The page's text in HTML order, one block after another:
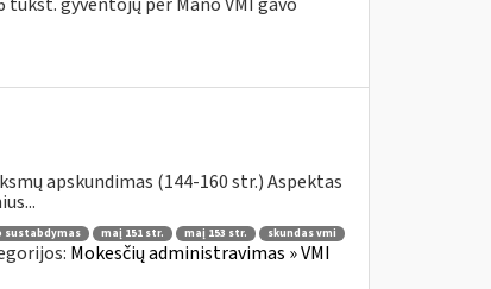
apskundimas (144-160 str.) Aspektas
sustabdymas maį 151 str. maį 153 str.
skundas vmi
Mokesčių administravimas » VMI